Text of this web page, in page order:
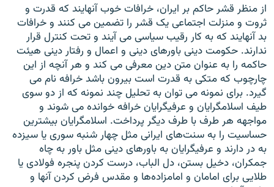
از منظر قشر حاکم بر ایران، خرافات خوب آنهایند که قدرت و
ثروت و منزلت اجتماعی یک قشر را تضمین می کنند و خرافات
بد آنهایند که به کار رقیب سیاسی می آیند و تحت کنترل قرار
ندارند. حکومت دینی باورهای دینی و اعمال و رفتار دینی هیئت
حاکمه را به عنوان متن دین معرفی می کند و هر آنچه از این
چارچوب که متکی به قدرت است بیرون باشد خرافه نام می
گیرد. برای نمونه می توان به تحلیل چند نمونه که از دو سوی
طیف اسلامگرایان و عرفیگرایان خرافه خوانده می شوند و
مواجهه هر طرف با طرف دیگر پرداخت. اسلامگرایان بیشترین
حساسیت را به سنت‌های ایرانی مثل چهار شنبه سوری یا سیزده
به در دارند و عرفیگرایان به باورهای دینی مثل باور به چاه
جمکران، دخیل بستن، دل الباب، درست کردن پنجره فولادی یا
طلایی برای امامان و امامزاده‌ها و مقدس فرض کردن آنها و